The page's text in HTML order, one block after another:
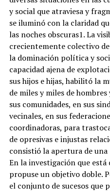
y social que atraviesa y
se iluminó con la claridad
las noches obscuras1. La
crecientemente colectivo
la dominación política y
capacidad ajena de
sus hijos e hijas, habilitó la
de miles y miles de
sus comunidades, en sus
vecinales, en sus
coordinadoras, para
de opresivas e injustas
consistió la apertura de
En la investigación que
propuse un objetivo doble.
el conjunto de sucesos que